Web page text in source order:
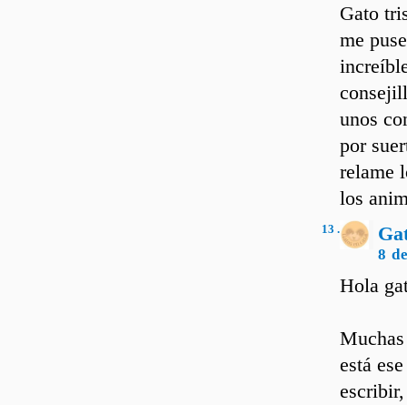
Gato
me
unos
por
relame
los
13 .
8
Hola
está